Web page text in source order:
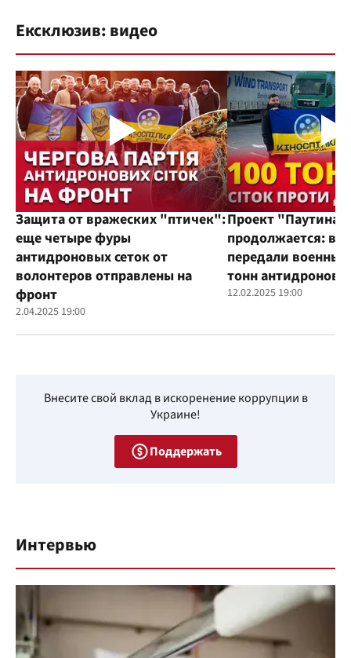
Ексклюзив: видео
Защита от вражеских "птичек":
еще четыре фуры
антидроновых сеток от
волонтеров отправлены на
фронт
2.04.2025 19:00
Проект "Паутина"
продолжается:
передали
тонн
12.02.2025 19:00
Внесите свой вклад в искоренение коррупции в
Украине!
Поддержать
Интервью